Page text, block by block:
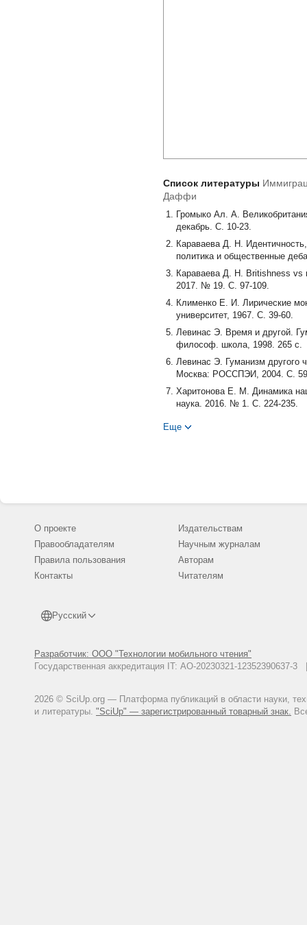
Список литературы
Даффи
Громыко Ал. А.
декабрь. С. 10-23.
Караваева Д. Н.
политика и общественные
Караваева Д. Н. Britishness vs
2017. № 19. С. 97-109.
Клименко Е. И. Лирические
университет, 1967. С. 39-60.
Левинас Э. Время и другой.
философ. школа, 1998. 265 с.
Левинас Э. Гуманизм другого
Москва: РОССПЭИ, 2004. С.
Харитонова Е. М. Динамика
наука. 2016. № 1. С. 224-235.
Вестник Томского
Deer P. British Cospolitanism
Boxall. Cambridge: Camdridge
Harding J. Migrants and
Russian Universities. 2015. №
Еще
О проекте
Правообладателям
Правила пользования
Контакты
Русский
Разработчик: ООО "Технологии мобильного чтения"
Государственная аккредитация IT: АО-20230321-
2026 © SciUp.org — Платформа публикаций в области науки,
и литературы. "SciUp" — зарегистрированный товарный знак.
Издательствам
Научным журналам
Авторам
Читателям